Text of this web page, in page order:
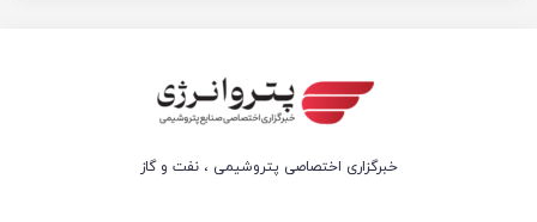
خبرگزاری اختصاصی پتروشیمی ، نفت و گاز